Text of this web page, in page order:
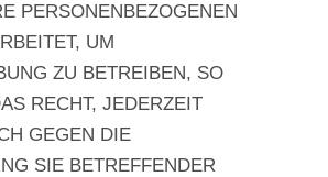
PERSONENBEZOGENEN
UM
ZU BETREIBEN, SO
RECHT, JEDERZEIT
GEGEN DIE
SIE BETREFFENDER